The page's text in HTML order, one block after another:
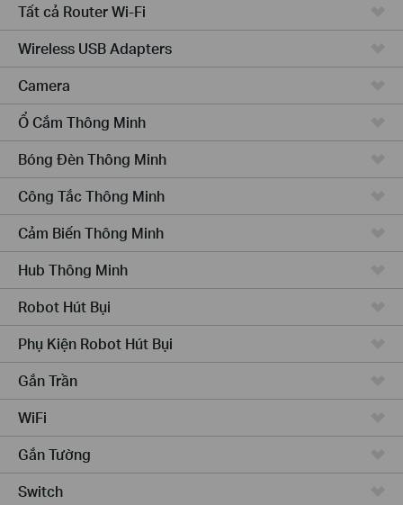
Tất cả Router Wi-Fi
Wireless USB Adapters
Camera
Ổ Cắm Thông Minh
Bóng Đèn Thông Minh
Công Tắc Thông Minh
Cảm Biến Thông Minh
Hub Thông Minh
Robot Hút Bụi
Phụ Kiện Robot Hút Bụi
Gắn Trần
WiFi
Gắn Tường
Switch